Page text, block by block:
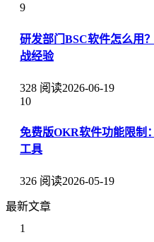
9
研发部门BSC软件怎么用
战经验
328 阅读2026-06-19
10
免费版OKR软件功能限制
工具
326 阅读2026-05-19
最新文章
1